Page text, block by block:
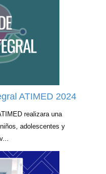
ATIMED 2024
realizara una
adolescentes y